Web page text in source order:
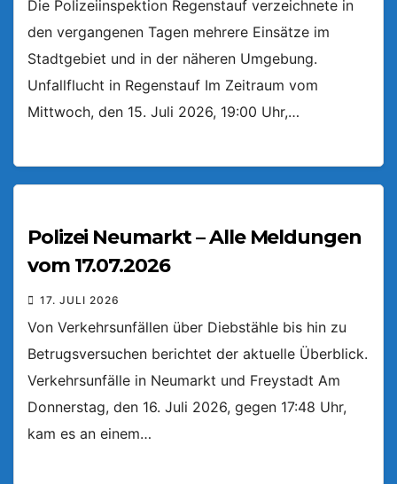
Die Polizeiinspektion Regenstauf verzeichnete in
den vergangenen Tagen mehrere Einsätze im
Stadtgebiet und in der näheren Umgebung.
Unfallflucht in Regenstauf Im Zeitraum vom
Mittwoch, den 15. Juli 2026, 19:00 Uhr,…
Polizei Neumarkt – Alle Meldungen
vom 17.07.2026
17. JULI 2026
Von Verkehrsunfällen über Diebstähle bis hin zu
Betrugsversuchen berichtet der aktuelle Überblick.
Verkehrsunfälle in Neumarkt und Freystadt Am
Donnerstag, den 16. Juli 2026, gegen 17:48 Uhr,
kam es an einem…